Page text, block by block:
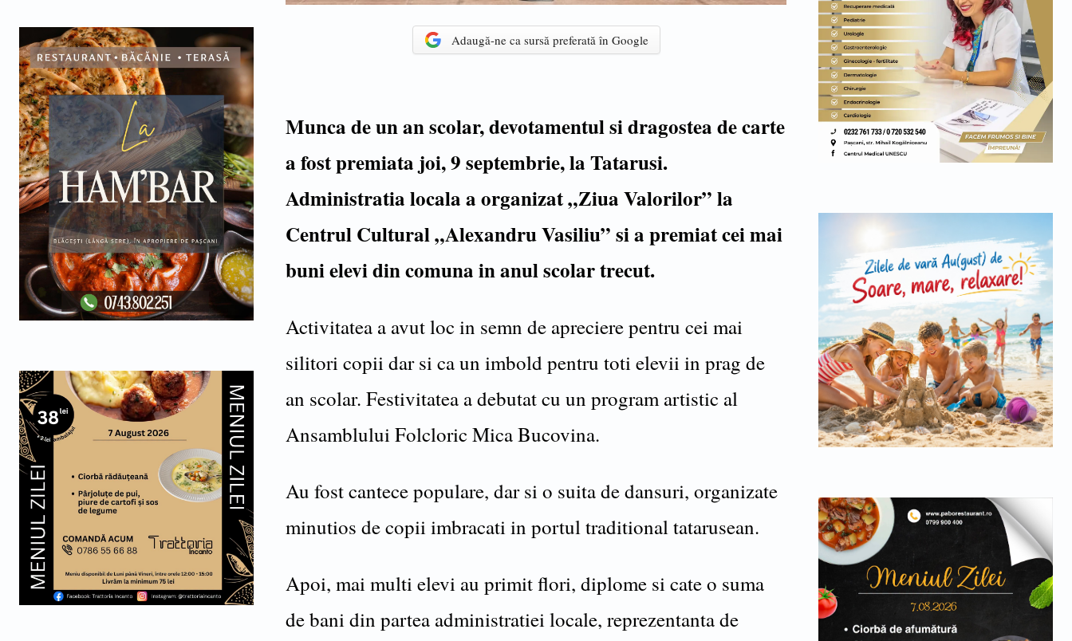
Adaugă-ne ca sursă preferată în Google
Munca de un an scolar, devotamentul si dragostea de carte
a fost premiata joi, 9 septembrie, la Tatarusi.
Administratia locala a organizat „Ziua Valorilor” la
Centrul Cultural „Alexandru Vasiliu” si a premiat cei mai
buni elevi din comuna in anul scolar trecut.
Activitatea a avut loc in semn de apreciere pentru cei mai
silitori copii dar si ca un imbold pentru toti elevii in prag de
an scolar. Festivitatea a debutat cu un program artistic al
Ansamblului Folcloric Mica Bucovina.
Au fost cantece populare, dar si o suita de dansuri, organizate
minutios de copii imbracati in portul traditional tatarusean.
Apoi, mai multi elevi au primit flori, diplome si cate o suma
de bani din partea administratiei locale, reprezentanta de